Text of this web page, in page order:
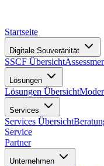
Startseite
Digitale Souveränität
SSCF Übersicht
Lösungen
Lösungen Übersicht
Services
Services Übersicht
Service
Partner
Unternehmen